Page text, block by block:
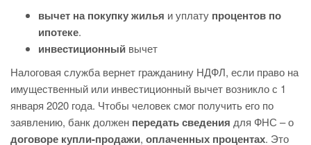
вычет на покупку жилья и уплату процентов по
ипотеке.
инвестиционный вычет
Налоговая служба вернет гражданину НДФЛ, если право на
имущественный или инвестиционный вычет возникло с 1
января 2020 года. Чтобы человек смог получить его по
заявлению, банк должен передать сведения для ФНС – о
договоре купли-продажи, оплаченных процентах. Это